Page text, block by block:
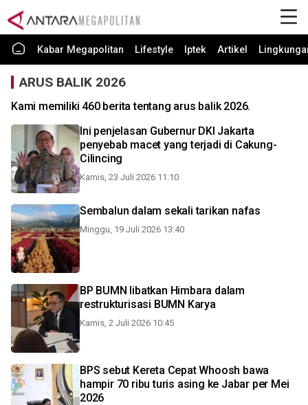
Kabar Megapolitan Lifestyle Iptek Artikel
ARUS BALIK 2026
Kami memiliki 460 berita tentang arus balik 2026.
Ini penjelasan Gubernur DKI Jakarta
penyebab macet yang terjadi di Cakung-
Cilincing
Kamis, 23 Juli 2026 11:10
Sembalun dalam sekali tarikan nafas
Minggu, 19 Juli 2026 13:40
BP BUMN libatkan Himbara dalam
restrukturisasi BUMN Karya
Kamis, 2 Juli 2026 10:45
BPS sebut Kereta Cepat Whoosh bawa
hampir 70 ribu turis asing ke Jabar per Mei
2026